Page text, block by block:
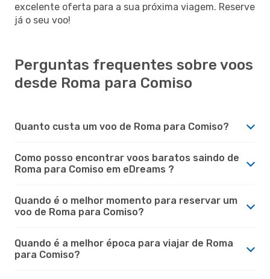
excelente oferta para a sua próxima viagem. Reserve
já o seu voo!
Perguntas frequentes sobre voos
desde Roma para Comiso
Quanto custa um voo de Roma para Comiso?
Como posso encontrar voos baratos saindo de
Roma para Comiso em eDreams ?
Quando é o melhor momento para reservar um
voo de Roma para Comiso?
Quando é a melhor época para viajar de Roma
para Comiso?